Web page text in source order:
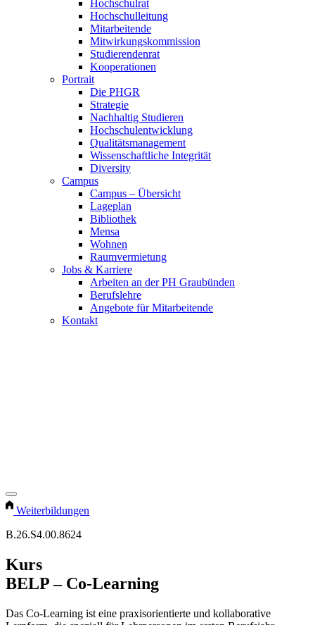
Hochschulrat
Hochschulleitung
Mitarbeitende
Mitwirkungskommission
Studierendenrat
Kooperationen
Portrait
Die PHGR
Strategie
Nachhaltig Studieren
Hochschulentwicklung
Qualitätsmanagement
Wissenschaftliche Integrität
Diversity
Campus
Campus – Übersicht
Lageplan
Bibliothek
Mensa
Wohnen
Raumvermietung
Jobs & Karriere
Arbeiten an der PH Graubünden
Berufslehre
Angebote für Mitarbeitende
Kontakt
Weiterbildungen
B.26.S4.00.8624
Kurs
BELP – Co-Learning
Das Co-Learning ist eine praxisorientierte und kollaborative